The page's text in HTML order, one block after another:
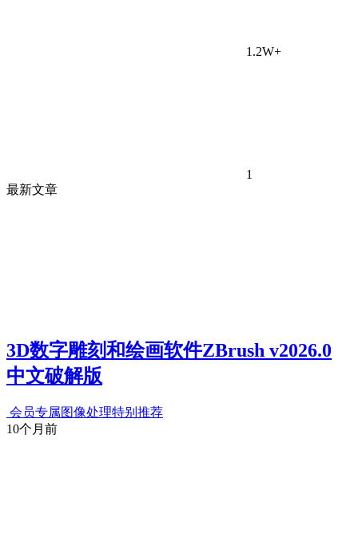
1.2W+
1
最新文章
3D数字雕刻和绘画软件ZBrush v2026.0
中文破解版
会员专属图像处理特别推荐
10个月前